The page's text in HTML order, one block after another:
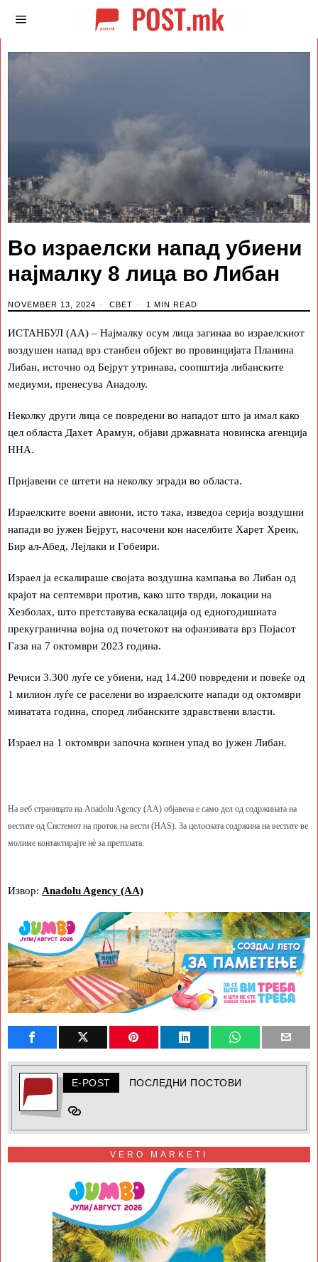
Во израелски напад убиени
најмалку 8 лица во Либан
NOVEMBER 13, 2024 СВЕТ 1 MIN READ
ИСТАНБУЛ (АА) – Најмалку осум лица загинаа во израелскиот
воздушен напад врз станбен објект во провинцијата Планина
Либан, источно од Бејрут утринава, соопштија либанските
медиуми, пренесува Анадолу.
Неколку други лица се повредени во нападот што ја имал како
цел областа Дахет Арамун, објави државната новинска агенција
ННА.
Пријавени се штети на неколку згради во областа.
Израелските воени авиони, исто така, изведоа серија воздушни
напади во јужен Бејрут, насочени кон населбите Харет Хреик,
Бир ал-Абед, Лејлаки и Гобеири.
Израел ја ескалираше својата воздушна кампања во Либан од
крајот на септември против, како што тврди, локации на
Хезболах, што претставува ескалација од едногодишната
прекугранична војна од почетокот на офанзивата врз Појасот
Газа на 7 октомври 2023 година.
Речиси 3.300 луѓе се убиени, над 14.200 повредени и повеќе од
1 милион луѓе се раселени во израелските напади од октомври
минатата година, според либанските здравствени власти.
Израел на 1 октомври започна копнен упад во јужен Либан.
На веб страницата на Anadolu Agency (AA) објавена е само дел од содржината на
вестите од Системот на проток на вести (HAS). За целосната содржина на вестите ве
молиме контактирајте нè за претплата.
Извор: Anadolu Agency (AA)
E-POST ПОСЛЕДНИ ПОСТОВИ
VERO MARKETI